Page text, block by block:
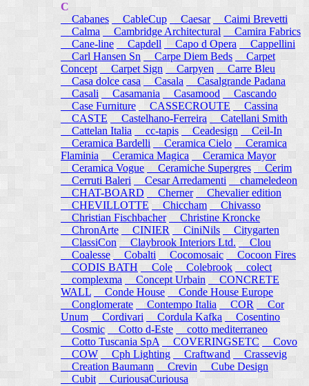
C
Cabanes
CableCup Caesar
Caimi Brevetti
Calma
Cambridge Architectural
Camira Fabrics
Cane-line
Capdell Capo d Opera
Cappellini
Carl Hansen Sn
Carpe Diem Beds
Carpet
Concept
Carpet Sign Carpyen
Carre Bleu
Casa dolce casa
Casala
Casalgrande Padana
Casali
Casamania Casamood
Cascando
Case Furniture
CASSECROUTE
Cassina
CASTE
Castelhano-Ferreira
Catellani Smith
Cattelan Italia
cc-tapis Ceadesign
Ceil-In
Ceramica Bardelli
Ceramica Cielo
Ceramica
Flaminia
Ceramica Magica
Ceramica Mayor
Ceramica Vogue
Ceramiche Supergres Cerim
Cerruti Baleri
Cesar Arredamenti
chameledeon
CHAT-BOARD
Cherner
Chevalier edition
CHEVILLOTTE
Chiccham
Chivasso
Christian Fischbacher
Christine Kroncke
ChronArte
CINIER CiniNils
Citygarten
ClassiCon
Claybrook Interiors Ltd.
Clou
Coalesse
Cobalti Cocomosaic
Cocoon Fires
CODIS BATH
Cole Colebrook
colect
complexma
Concept Urbain
CONCRETE
WALL
Conde House
Conde House Europe
Conglomerate
Contempo Italia COR
Cor
Unum
Cordivari Cordula Kafka
Cosentino
Cosmic
Cotto d-Este
cotto mediterraneo
Cotto Tuscania SpA
COVERINGSETC
Covo
COW
Cph Lighting Craftwand
Crassevig
Creation Baumann
Crevin
Cube Design
Cubit
CuriousaCuriousa